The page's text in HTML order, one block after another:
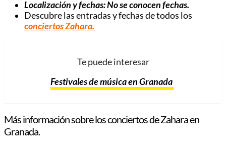
Localización y fechas: No se conocen fechas.
Descubre las entradas y fechas de todos los
conciertos Zahara.
Te puede interesar
Festivales de música en Granada
Más información sobre los conciertos de Zahara en
Granada.